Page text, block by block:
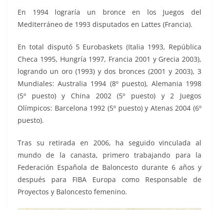
En 1994 lograría un bronce en los Juegos del
Mediterráneo de 1993 disputados en Lattes (Francia).
En total disputó 5 Eurobaskets (Italia 1993, República
Checa 1995, Hungría 1997, Francia 2001 y Grecia 2003),
logrando un oro (1993) y dos bronces (2001 y 2003), 3
Mundiales: Australia 1994 (8º puesto), Alemania 1998
(5º puesto) y China 2002 (5º puesto) y 2 Juegos
Olímpicos: Barcelona 1992 (5º puesto) y Atenas 2004 (6º
puesto).
Tras su retirada en 2006, ha seguido vinculada al
mundo de la canasta, primero trabajando para la
Federación Española de Baloncesto durante 6 años y
después para FIBA Europa como Responsable de
Proyectos y Baloncesto femenino.